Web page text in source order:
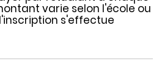
varie selon l'école ou
s'effectue